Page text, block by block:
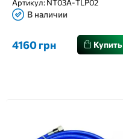
Артикул:NT03A-TLP02
В наличии
4160 грн Купить